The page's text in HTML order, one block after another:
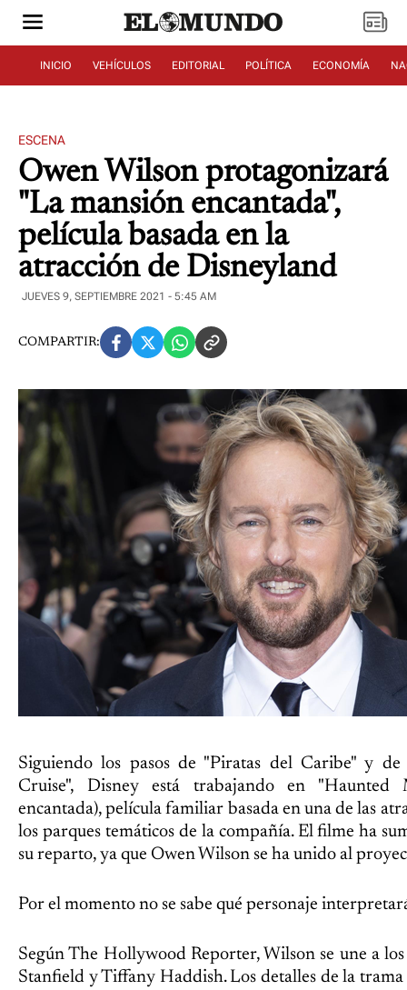
INICIO VEHÍCULOS EDITORIAL POLÍTICA ECONOMÍA
ESCENA
Owen Wilson protagonizará
"La mansión encantada",
película basada en la
atracción de Disneyland
JUEVES 9, SEPTIEMBRE 2021 - 5:45 AM
COMPARTIR:
Siguiendo los pasos de "Piratas del Caribe" y de
Cruise", Disney está trabajando en "Haunted
encantada), película familiar basada en una de las
los parques temáticos de la compañía. El filme ha
su reparto, ya que Owen Wilson se ha unido al
Por el momento no se sabe qué personaje
Según The Hollywood Reporter, Wilson se une a
Stanfield y Tiffany Haddish. Los detalles de la trama